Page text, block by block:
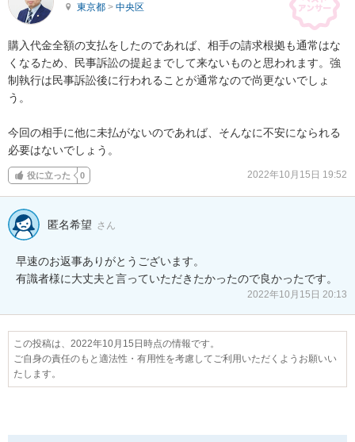
東京都 > 中央区
購入代金全額の支払をしたのであれば、相手の請求根拠も通常はな
くなるため、民事訴訟の提起までして来ないものと思われます。強
制執行は民事訴訟後に行われることが通常なので尚更ないでしょ
う。
今回の相手に他に未払がないのであれば、そんなに不安になられる
必要はないでしょう。
役に立った 0 2022年10月15日 19:52
匿名希望 さん
早速のお返事ありがとうございます。
有識者様に大丈夫と言っていただきたかったので良かったです。
2022年10月15日 20:13
この投稿は、2022年10月15日時点の情報です。
ご自身の責任のもと適法性・有用性を考慮してご利用いただくようお願いい
たします。